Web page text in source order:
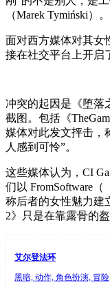
（Marek Tymiński）。
面对西方媒体对其女
接在社交平台上开启
冲突的起因是《堕落
截图。包括《
媒体对此发文抨击，
人感到可怜”。
这些媒体认为，CI
们以 FromSoftware
称后者的女性魅力建
2》只是在靠露骨的
艾尔登法环
黑暗, 动作, 角色扮演, 冒